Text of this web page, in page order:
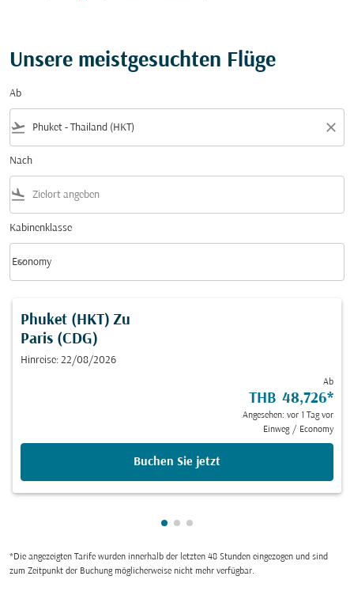
Unsere meistgesuchten Flüge
Ab
flight_takeoff close
Nach
flight_land
Kabinenklasse
Kabinenklasse option Economy Selected
Economy
keyboard_arrow_down
Phuket (HKT) Zu
Paris (CDG)
Hinreise: 22/08/2026
Ab
THB 48,726*
Angesehen: vor 1 Tag vor
Einweg / Economy
Buchen Sie jetzt
zeigt cmp-pagination-showing-
zeigt cmp-pagination-
zeigt cmp-pagination-
*Die angezeigten Tarife wurden innerhalb der letzten 48 Stunden eingezogen und sind
zum Zeitpunkt der Buchung möglicherweise nicht mehr verfügbar.